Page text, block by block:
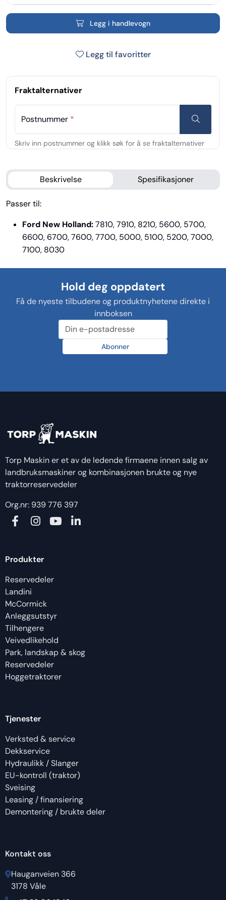
Legg i handlevogn
Legg til favoritter
Fraktalternativer
Postnummer *
Beskrivelse Spesifikasjoner
Passer til:
Ford New Holland:7810, 7910, 8210, 5600, 5700,
6600, 6700, 7600, 7700, 5000, 5100, 5200, 7000,
7100, 8030
Hold deg oppdatert
Få de nyeste tilbudene og produktnyhetene direkte i
innboksen
Abonner
Torp Maskin er et av de ledende firmaene innen salg av
landbruksmaskiner og kombinasjonen brukte og nye
traktorreservedeler
Org.nr: 939 776 397
Produkter
Reservedeler
Landini
McCormick
Anleggsutstyr
Tilhengere
Veivedlikehold
Park, landskap & skog
Reservedeler
Hoggetraktorer
Tjenester
Verksted & service
Dekkservice
Hydraulikk / Slanger
EU-kontroll (traktor)
Sveising
Leasing / finansiering
Demontering / brukte deler
Kontakt oss
Hauganveien 366
3178 Våle